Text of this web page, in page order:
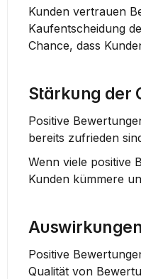
Kunden vertrauen
Kaufentscheidung
Chance, dass
Stärkung der
Positive
bereits zufrieden
Wenn viele positive
Kunden kümmere
Positive
Qualität von